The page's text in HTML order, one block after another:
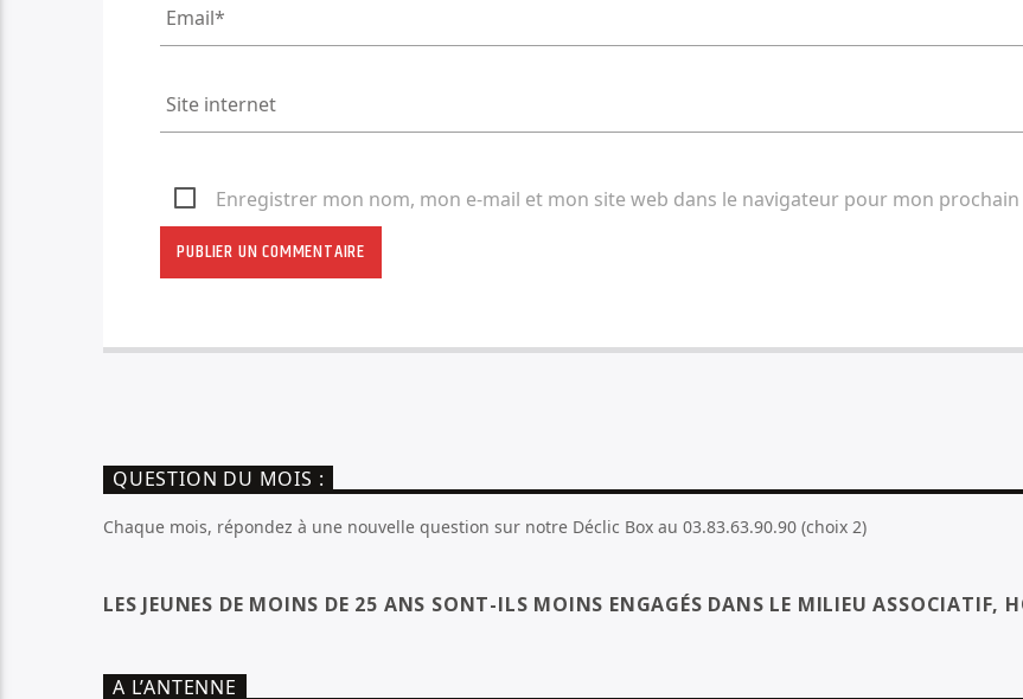
Enregistrer mon nom, mon e-mail et mon site web dans le navigateur pour mon
QUESTION DU MOIS :
Chaque mois, répondez à une nouvelle question sur notre Déclic Box au 03.83.63.90.90 (choix 2)
LES JEUNES DE MOINS DE 25 ANS SONT-ILS MOINS ENGAGÉS DANS LE MILIEU ASSOCIATIF,
A L’ANTENNE